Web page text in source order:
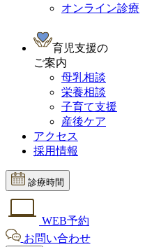
オンライン診療
育児支援の
ご案内
母乳相談
栄養相談
子育て支援
産後ケア
アクセス
採用情報
診療時間
WEB予約
お問い合わせ